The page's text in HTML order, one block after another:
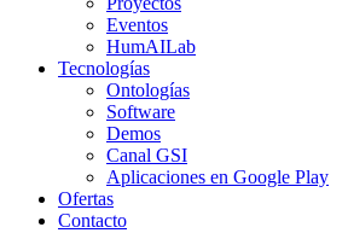
Eventos
HumAILab
Tecnologías
Ontologías
Software
Demos
Canal GSI
Aplicaciones en Google Play
Ofertas
Contacto